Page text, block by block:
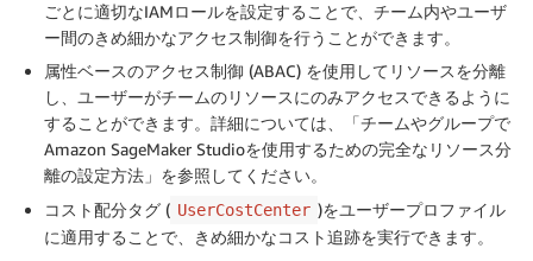
ごとに適切なIAMロールを設定することで、チーム内やユーザ
ー間のきめ細かなアクセス制御を行うことができます。
属性ベースのアクセス制御 (ABAC) を使用してリソースを分離
し、ユーザーがチームのリソースにのみアクセスできるように
することができます。詳細については、「チームやグループで
Amazon SageMaker Studioを使用するための完全なリソース分
離の設定方法」を参照してください。
コスト配分タグ ( UserCostCenter )をユーザープロファイル
に適用することで、きめ細かなコスト追跡を実行できます。